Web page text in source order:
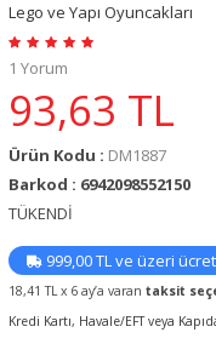
Lego ve Yapı Oyuncakları
1 Yorum
93,63 TL
Ürün Kodu : DM1887
Barkod : 6942098552150
TÜKENDİ
999,00 TL ve üzeri
18,41 TL x 6 ay’a varan taksit
Kredi Kartı, Havale/EFT veya